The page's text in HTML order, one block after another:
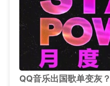
QQ音乐出国歌单变灰